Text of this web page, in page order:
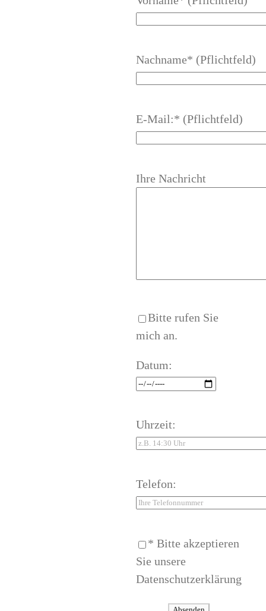
Nachname* (Pflichtfeld)
E-Mail:* (Pflichtfeld)
Ihre Nachricht
Bitte rufen Sie
mich an.
Datum:
Uhrzeit:
Telefon:
* Bitte akzeptieren
Sie unsere
Datenschutzerklärung